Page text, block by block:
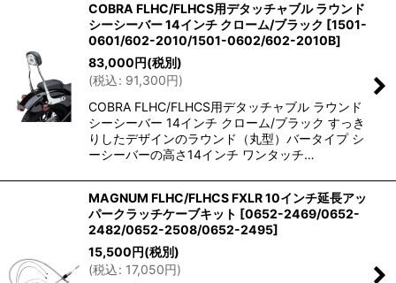
COBRA FLHC/FLHCS用デタッチャブル ラウンド
シーシーバー 14インチ クローム/ブラック [1501-
0601/602-2010/1501-0602/602-2010B]
83,000円(税別)
(税込: 91,300円)
COBRA FLHC/FLHCS用デタッチャブル ラウンド
シーシーバー 14インチ クローム/ブラック すっき
りしたデザインのラウンド（丸型）バータイプ シ
ーシーバーの高さ14インチ ワンタッチ…
MAGNUM FLHC/FLHCS FXLR 10インチ延長アッ
パークラッチケーブキット [0652-2469/0652-
2482/0652-2508/0652-2495]
15,500円(税別)
(税込: 17,050円)